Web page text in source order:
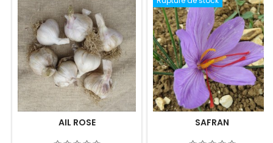
AIL ROSE SAFRAN